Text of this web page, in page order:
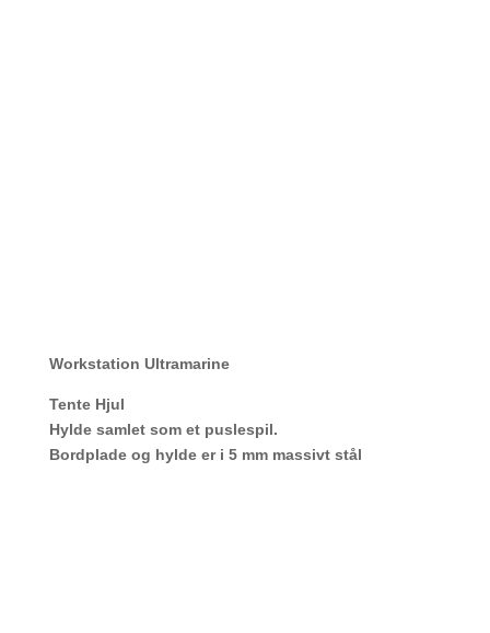
Workstation Ultramarine
Tente Hjul
Hylde samlet som et puslespil.
Bordplade og hylde er i 5 mm massivt stål